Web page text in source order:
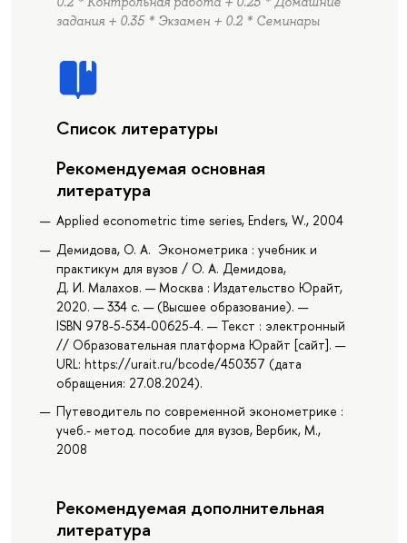
задания + 0.35 * Экзамен + 0.2 * Семинары
Список литературы
Рекомендуемая основная
литература
Applied econometric time series, Enders, W., 2004
Демидова, О. А. Эконометрика : учебник и
практикум для вузов / О. А. Демидова,
Д. И. Малахов. — Москва : Издательство Юрайт,
2020. — 334 с. — (Высшее образование). —
ISBN 978-5-534-00625-4. — Текст : электронный
// Образовательная платформа Юрайт [сайт]. —
URL: https://urait.ru/bcode/450357 (дата
обращения: 27.08.2024).
Путеводитель по современной эконометрике :
учеб.- метод. пособие для вузов, Вербик, М.,
2008
Рекомендуемая дополнительная
литература